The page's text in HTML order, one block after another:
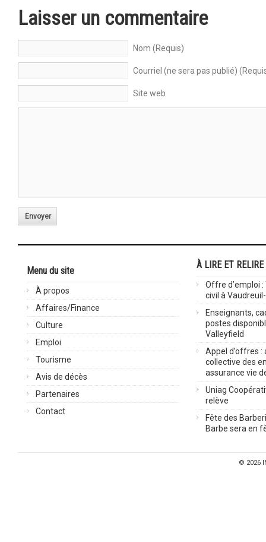
Laisser un commentaire
Nom (Requis)
Courriel (ne sera pas publié)
Site web
Envoyer
Menu du site
À propos
Affaires/Finance
Culture
Emploi
Tourisme
Avis de décès
Partenaires
Contact
À LIRE ET RELIRE
Offre d’emploi
civil à
Enseignants,
postes
Valleyfield
Appel d’offres :
collective des
assurance vie
Uniag
relève
Fête des
Barbe sera en
© 2026